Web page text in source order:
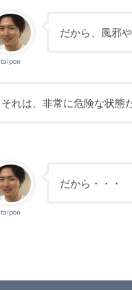
taipon
だから、風邪
それは、非常に危険な状態
taipon
だから・・・